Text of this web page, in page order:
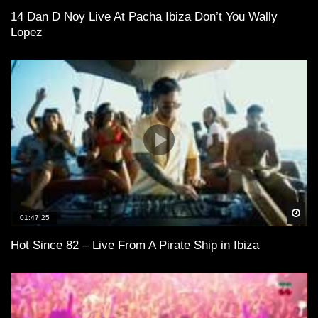
14 Dan D Noy Live At Pacha Ibiza Don’t You Wally
Lopez
01:47:25
Hot Since 82 – Live From A Pirate Ship in Ibiza